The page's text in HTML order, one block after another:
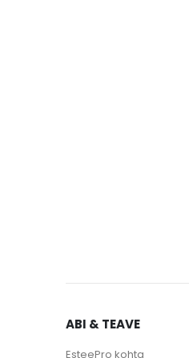
ABI & TEAVE
EsteePro kohta